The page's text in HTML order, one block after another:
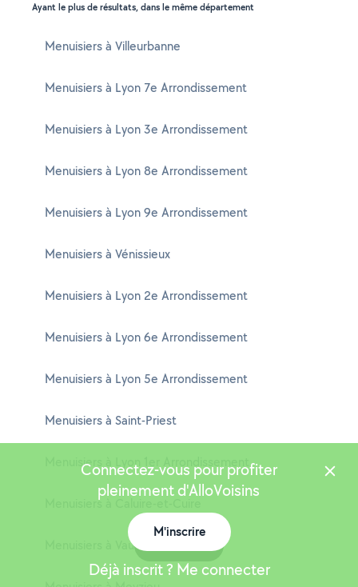
Ayant le plus de résultats, dans le même département
Menuisiers à Villeurbanne
Menuisiers à Lyon 7e Arrondissement
Menuisiers à Lyon 3e Arrondissement
Menuisiers à Lyon 8e Arrondissement
Menuisiers à Lyon 9e Arrondissement
Menuisiers à Vénissieux
Menuisiers à Lyon 2e Arrondissement
Menuisiers à Lyon 6e Arrondissement
Menuisiers à Lyon 5e Arrondissement
Menuisiers à Saint-Priest
Menuisiers à Lyon 1er Arrondissement
Menuisiers à Caluire-et-Cuire
Menuisiers à Vaulx-en-Velin
Connectez-vous pour profiter
pleinement d'AlloVoisins
M'inscrire
Déjà inscrit ? Me connecter